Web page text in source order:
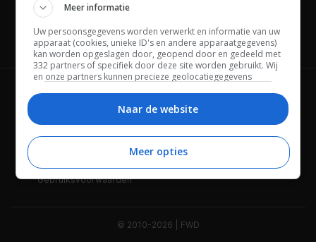
Channels
Wie is FWD Privacybeleid
Adverteren Contact
Gebruiksvoorwaarden
© 2010-2026 | FWD
Meer informatie
Uw persoonsgegevens worden verwerkt en informatie van uw
apparaat (cookies, unieke ID's en andere apparaatgegevens)
kan worden opgeslagen door, geopend door en gedeeld met
332 partners of specifiek door deze site worden gebruikt. Wij
en onze partners kunnen precieze geolocatiegegevens
Bepaalde leveranciers kunnen uw persoonsgegevens
beheren. Zoek onderaan deze pagina of in het sitemenu naar
een link om uw toestemming te beheren of in te trekken via de
privacy- en cookie-instellingen.
Naar de website
Meer opties